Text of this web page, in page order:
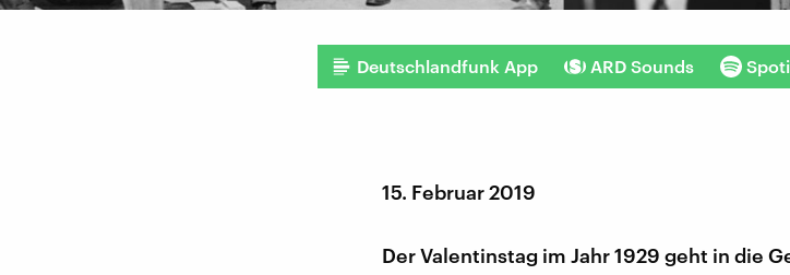
Deutschlandfunk App ARD Sounds
15. Februar 2019
Der Valentinstag im Jahr 1929 geht in die